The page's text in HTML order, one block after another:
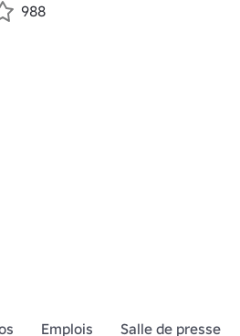
988
Emplois Salle de presse